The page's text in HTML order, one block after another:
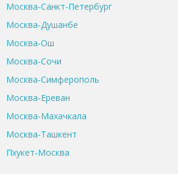
Москва-Санкт-Петербург
Москва-Душанбе
Москва-Ош
Москва-Сочи
Москва-Симферополь
Москва-Ереван
Москва-Махачкала
Москва-Ташкент
Пхукет-Москва